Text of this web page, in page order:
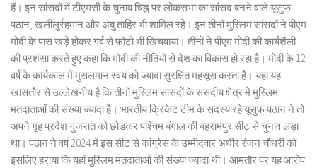
हैं। इन सांसदों में टीएमसी के चुनाव चिह्न पर लोकसभा का सांसद बनने वाले यूसुफ
पठान, खलीलुर्रहमान और अबु ताहिर भी शामिल रहे। इन तीनों मुस्लिम सांसदों ने पीएम
मोदी के पास खड़े होकर गर्व से फोटो भी खिंचवाया। तीनों ने पीएम मोदी की कार्यशैली
की प्रशंसा करते हुए कहा कि मोदी की नीतियों से देश का विकास हो रहा है। मोदी के 12
वर्ष के कार्यकाल में मुसलमान स्वयं को ज्यादा सुरक्षित महसूस करता है। यहां यह
खासतौर से उल्लेखनीय है कि तीनों मुस्लिम सांसदों के संसदीय क्षेत्र में मुस्लिम
मतदाताओं की संख्या ज्यादा है। भारतीय क्रिकेट टीम के सदस्य रहे यूसुफ पठान ने तो
अपने गृह प्रदेश गुजरात को छोड़कर पश्चिम बंगाल की बहरामपुर सीट से चुनाव लड़ा
था। पठान ने वर्ष 2024 में इस सीट से कांग्रेस के उम्मीदवार अधीर रंजन चौधरी को
इसलिए हराया कि यहां मुस्लिम मतदाताओं की संख्या ज्यादा थी। आमतौर पर यह आरोप